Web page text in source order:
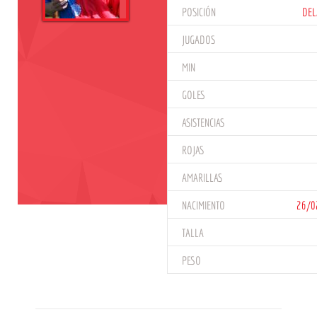
POSICIÓN
JUGADOS
MIN
GOLES
ASISTENCIAS
ROJAS
AMARILLAS
NACIMIENTO 26/
TALLA
PESO